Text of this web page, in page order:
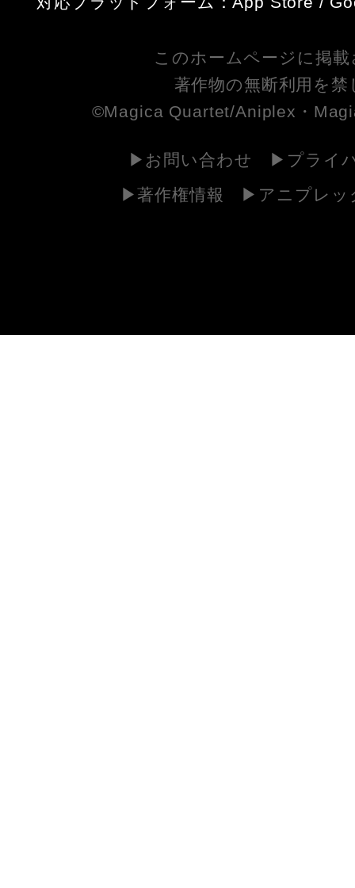
お問い合わせ
プライ
著作権情報
アニプレッ
このホームページに掲
著作物の無断利用を禁
©Magica Quartet/Aniplex・